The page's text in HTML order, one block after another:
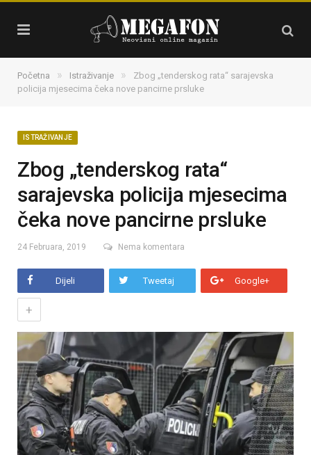
Početna » Istraživanje »
Zbog „tenderskog rata“ sarajevska
policija mjesecima čeka nove pancirne prsluke
ISTRAŽIVANJE
Zbog „tenderskog rata“
sarajevska policija mjesecima
čeka nove pancirne prsluke
24 Februara, 2019 Nema komentara
Dijeli Tweetaj Google+
+